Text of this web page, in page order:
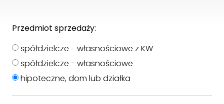
Przedmiot sprzedaży:
spółdzielcze - własnościowe z KW
spółdzielcze - własnościowe
hipoteczne, dom lub działka